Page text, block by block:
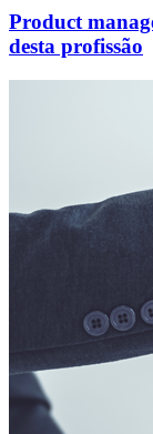
Product
desta profissão